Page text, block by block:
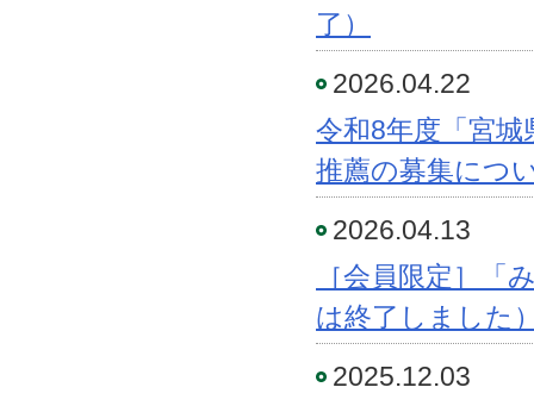
了）
2026.04.22
令和8年度「宮城
推薦の募集につ
2026.04.13
［会員限定］「
は終了しました
2025.12.03